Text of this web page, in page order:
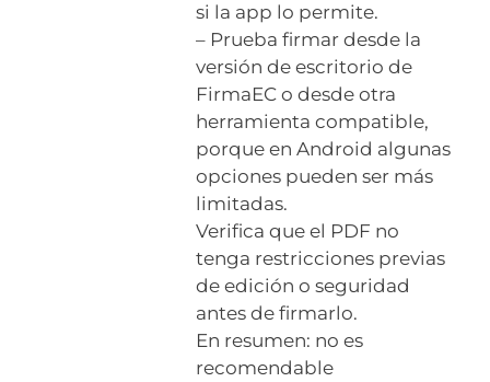
si la app lo permite.
– Prueba firmar desde la
versión de escritorio de
FirmaEC o desde otra
herramienta compatible,
porque en Android algunas
opciones pueden ser más
limitadas.
Verifica que el PDF no
tenga restricciones previas
de edición o seguridad
antes de firmarlo.
En resumen: no es
recomendable